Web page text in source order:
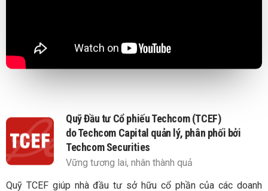
Quỹ Đầu tư Cổ phiếu Techcom (TCEF)
do Techcom Capital quản lý, phân phối bởi
Techcom Securities
Vững tương lai, nhân thành quả
Quỹ TCEF giúp nhà đầu tư sở hữu cổ phần của các doanh